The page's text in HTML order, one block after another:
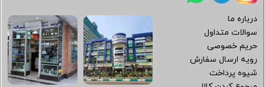
درباره ما
سوالات متداول
حریم خصوصی
رویه ارسال سفارش
شیوه پرداخت